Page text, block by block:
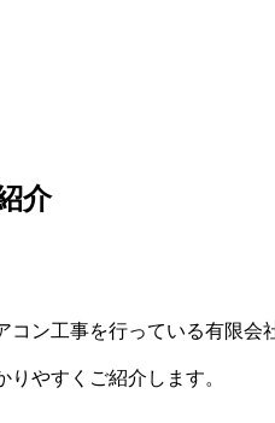
介
ン工事を行っている有限会
やすくご紹介します。